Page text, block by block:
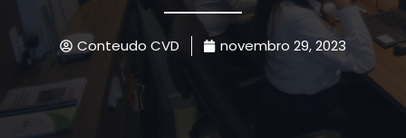
Conteudo CVD novembro 29, 2023